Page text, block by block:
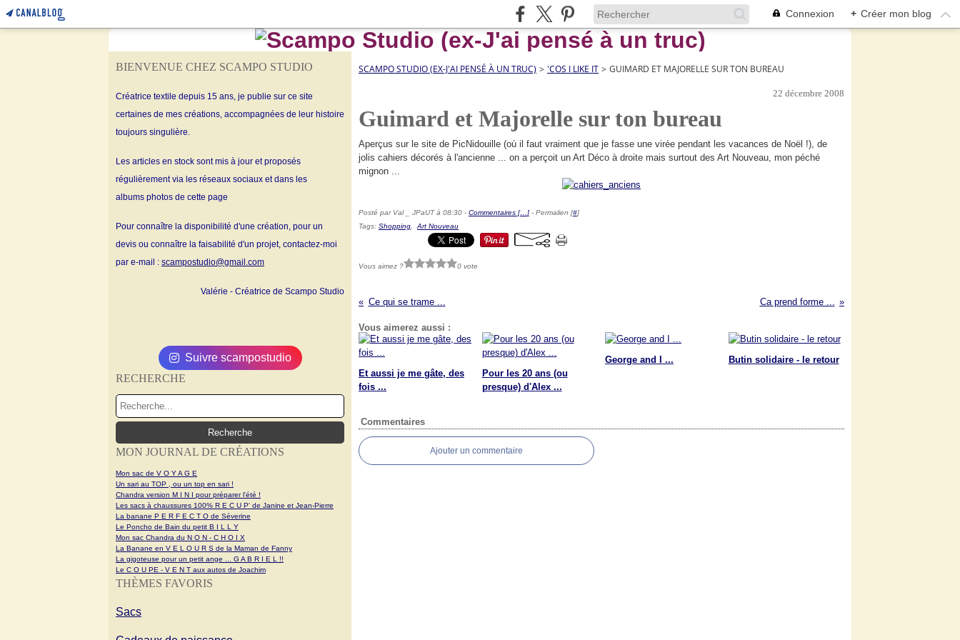
Connexion + Créer mon blog
BIENVENUE CHEZ SCAMPO STUDIO
Créatrice textile depuis 15 ans, je publie sur ce site
certaines de mes créations, accompagnées de leur histoire
toujours singulière.
Les articles en stock sont mis à jour et proposés
régulièrement via les réseaux sociaux et dans les
albums photos de cette page
Pour connaître la disponibilité d'une création, pour un
devis ou connaître la faisabilité d'un projet, contactez-moi
par e-mail : scampostudio@gmail.com
Valérie - Créatrice de Scampo Studio
Suivre scampostudio
RECHERCHE
MON JOURNAL DE CRÉATIONS
Mon sac de V O Y A G E
Un sari au TOP , ou un top en sari !
Chandra version M I N I pour préparer l'été !
Les sacs à chaussures 100% R E C U P' de Janine et Jean-Pierre
La banane P E R F E C T O de Séverine
Le Poncho de Bain du petit B I L L Y
Mon sac Chandra du N O N - C H O I X
La Banane en V E L O U R S de la Maman de Fanny
La gigoteuse pour un petit ange ... G A B R I E L !!
Le C O U PE - V E N T aux autos de Joachim
THÈMES FAVORIS
Sacs
SCAMPO STUDIO (EX-J'AI PENSÉ À UN TRUC) > 'COS I LIKE IT > GUIMARD ET MAJORELLE SUR TON BUREAU
22 décembre 2008
Guimard et Majorelle sur ton bureau
Aperçus sur le site de PicNidouille (où il faut vraiment que je fasse une virée pendant les vacances de Noël !), de
jolis cahiers décorés à l'ancienne ... on a perçoit un Art Déco à droite mais surtout des Art Nouveau, mon péché
mignon ...
Posté par Val _ JPaUT à 08:30 - Commentaires [… ] - Permalien [#]
Tags: Shopping Art Nouveau
Vous aimez ? 0 vote
Ce qui se trame ... Ca prend forme ...
Vous aimerez aussi :
Et aussi je me gâte, des
fois ...
Pour les 20 ans (ou
presque) d'Alex ...
George and I ... Butin solidaire - le retour
Commentaires
Ajouter un commentaire